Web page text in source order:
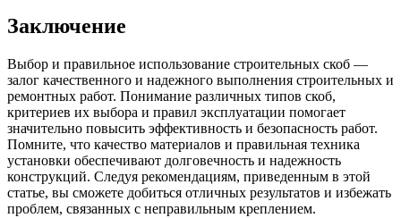
Заключение
Выбор и правильное использование строительных скоб —
залог качественного и надежного выполнения строительных и
ремонтных работ. Понимание различных типов скоб,
критериев их выбора и правил эксплуатации помогает
значительно повысить эффективность и безопасность работ.
Помните, что качество материалов и правильная техника
установки обеспечивают долговечность и надежность
конструкций. Следуя рекомендациям, приведенным в этой
статье, вы сможете добиться отличных результатов и избежать
проблем, связанных с неправильным креплением.